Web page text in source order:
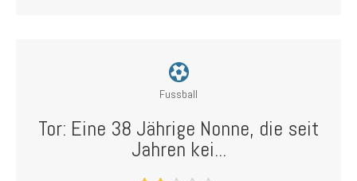
Fussball
Tor: Eine 38 Jährige Nonne, die seit
Jahren kei...